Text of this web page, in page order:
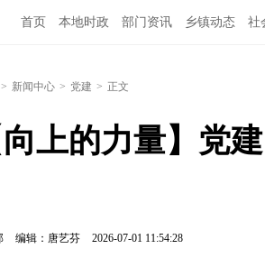
首页 本地时政 部门资讯 乡镇动态 社
> 新闻中心 > 党建 > 正文
上的力量】党
编辑：唐艺芬 2026-07-01 11:54:28